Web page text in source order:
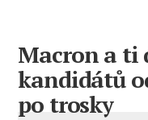
Macron a ti
kandidátů
po trosky